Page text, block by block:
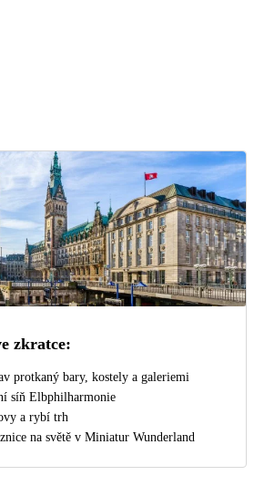
zkratce:
protkaný bary, kostely a galeriemi
síň Elbphilharmonie
a rybí trh
na světě v Miniatur Wunderland